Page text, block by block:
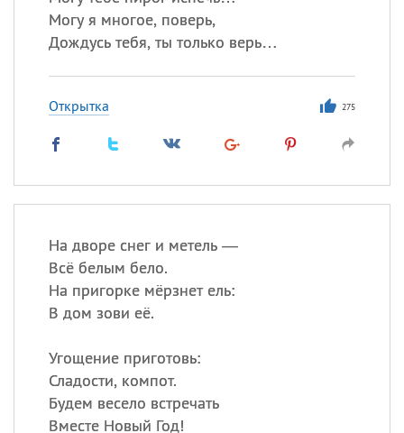
Могу я многое, поверь,
Дождусь тебя, ты только верь…
Открытка 275
На дворе снег и метель —
Всё белым бело.
На пригорке мёрзнет ель:
В дом зови её.
Угощение приготовь:
Сладости, компот.
Будем весело встречать
Вместе Новый Год!